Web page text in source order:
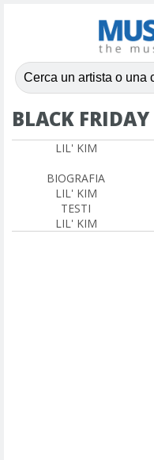
BLACK FRIDAY
LIL' KIM
BIOGRAFIA
LIL' KIM
TESTI
LIL' KIM